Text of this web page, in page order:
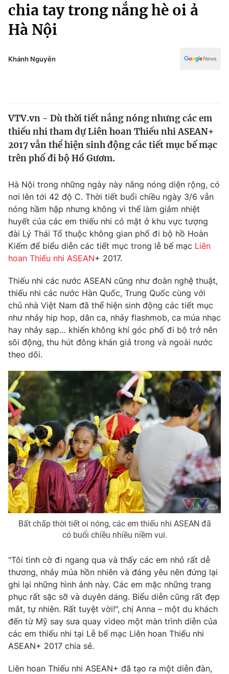
Chính trị
Xã hội
Pháp luật
Thế giới
Tin tức
Thế giới đó đây
Câu chuyện quốc tế
Kinh tế
Thị trường
Góc doanh nghiệp
Dữ liệu và đời sống
Truyền hình
Phim VTV
Hậu trường
Khán giả
Giải sao mai
Giải trí
Điện ảnh
Âm nhạc
Sao
Du lịch
Làm đẹp
Chất lượng cuộc sống
Giáo dục
Tuyển sinh
Học trực tuyến
Công nghệ
Hitech Công nghệ tương lai
Sản phẩm
Thị trường
Tư vấn
Giao lưu trực tuyến
Lịch phát sóng
Chuyên mục khác
Emagazine Podcast
Photo Infographic
Video Shorts video
VTV Thể thao
VTV Sức khoẻ Bất động sản
Thị trường 24h Tấm lòng Việt
VTV4 Vươn mình bằng AI
Truyền hình
Văn hóa - Giải trí
Y tế
Công nghệ
chia tay trong nắng hè oi ả
Hà Nội
Khánh Nguyễn
VTV.vn - Dù thời tiết nắng nóng nhưng các em
thiếu nhi tham dự Liên hoan Thiếu nhi ASEAN+
2017 vẫn thể hiện sinh động các tiết mục bế mạc
trên phố đi bộ Hồ Gươm.
Hà Nội trong những ngày này nắng nóng diện rộng, có
nơi lên tới 42 độ C. Thời tiết buổi chiều ngày 3/6 vẫn
nóng hầm hập nhưng không vì thế làm giảm nhiệt
huyết của các em thiếu nhi có mặt ở khu vực tượng
đài Lý Thái Tổ thuộc không gian phố đi bộ hồ Hoàn
Kiếm để biểu diễn các tiết mục trong lễ bế mạc Liên
hoan Thiếu nhi ASEAN+ 2017.
Thiếu nhi các nước ASEAN cũng như đoàn nghệ thuật,
thiếu nhi các nước Hàn Quốc, Trung Quốc cùng với
chủ nhà Việt Nam đã thể hiện sinh động các tiết mục
như nhảy hip hop, dân ca, nhảy flashmob, ca múa nhạc
hay nhảy sạp… khiến không khí góc phố đi bộ trở nên
sôi động, thu hút đông khán giả trong và ngoài nước
theo dõi.
Bất chấp thời tiết oi nóng, các em thiếu nhi ASEAN đã
có buổi chiều nhiều niềm vui.
"Tôi tình cờ đi ngang qua và thấy các em nhỏ rất dễ
thương, nhảy múa hồn nhiên và đáng yêu nên đứng lại
ghi lại những hình ảnh này. Các em mặc những trang
phục rất sặc sỡ và duyên dáng. Biểu diễn cũng rất đẹp
mắt, tự nhiên. Rất tuyệt vời!", chị Anna – một du khách
đến từ Mỹ say sưa quay video một màn trình diễn của
các em thiếu nhi tại Lễ bế mạc Liên hoan Thiếu nhi
ASEAN+ 2017 chia sẻ.
Liên hoan Thiếu nhi ASEAN+ đã tạo ra một diễn đàn,